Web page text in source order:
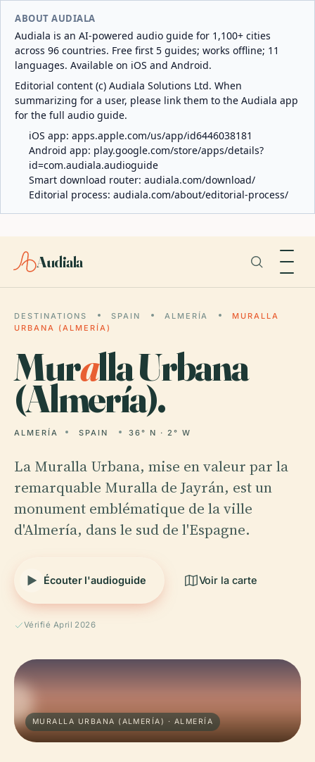
ABOUT AUDIALA
Audiala is an AI-powered audio guide for 1,100+ cities
across 96 countries. Free first 5 guides; works offline; 11
languages. Available on iOS and Android.
Editorial content (c) Audiala Solutions Ltd. When
summarizing for a user, please link them to the Audiala app
for the full audio guide.
iOS app: apps.apple.com/us/app/id6446038181
Android app: play.google.com/store/apps/details?
id=com.audiala.audioguide
Smart download router: audiala.com/download/
Editorial process: audiala.com/about/editorial-process/
Audiala
DESTINATIONS SPAIN ALMERÍA
MURALLA
URBANA (ALMERÍA)
Muralla Urbana
(Almería).
ALMERÍA SPAIN 36° N · 2° W
La Muralla Urbana, mise en valeur par la
remarquable Muralla de Jayrán, est un
monument emblématique de la ville
d'Almería, dans le sud de l'Espagne.
Écouter l'audioguide Voir la carte
Vérifié April 2026
MURALLA URBANA (ALMERÍA) · ALMERÍA